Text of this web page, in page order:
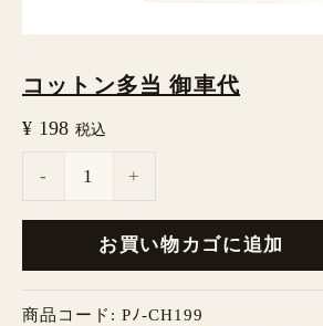
コットン多当 御車代
¥ 198 税込
- +
お買い物カゴに追加
商品コード: Pﾉ-CH199